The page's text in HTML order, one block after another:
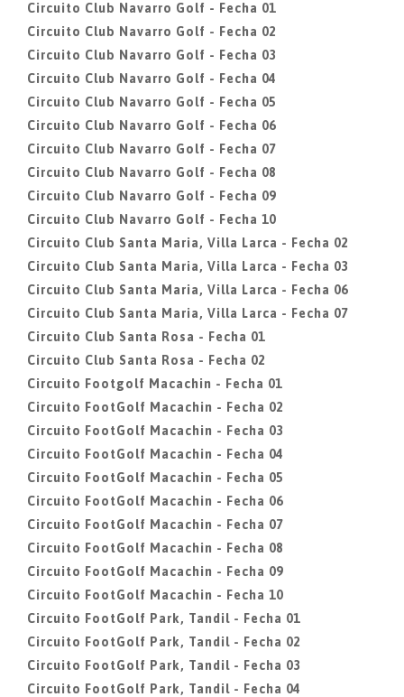
Circuito Club Navarro Golf - Fecha 01
Circuito Club Navarro Golf - Fecha 02
Circuito Club Navarro Golf - Fecha 03
Circuito Club Navarro Golf - Fecha 04
Circuito Club Navarro Golf - Fecha 05
Circuito Club Navarro Golf - Fecha 06
Circuito Club Navarro Golf - Fecha 07
Circuito Club Navarro Golf - Fecha 08
Circuito Club Navarro Golf - Fecha 09
Circuito Club Navarro Golf - Fecha 10
Circuito Club Santa Maria, Villa Larca - Fecha 02
Circuito Club Santa Maria, Villa Larca - Fecha 03
Circuito Club Santa Maria, Villa Larca - Fecha 06
Circuito Club Santa Maria, Villa Larca - Fecha 07
Circuito Club Santa Rosa - Fecha 01
Circuito Club Santa Rosa - Fecha 02
Circuito Footgolf Macachin - Fecha 01
Circuito FootGolf Macachin - Fecha 02
Circuito FootGolf Macachin - Fecha 03
Circuito FootGolf Macachin - Fecha 04
Circuito FootGolf Macachin - Fecha 05
Circuito FootGolf Macachin - Fecha 06
Circuito FootGolf Macachin - Fecha 07
Circuito FootGolf Macachin - Fecha 08
Circuito FootGolf Macachin - Fecha 09
Circuito FootGolf Macachin - Fecha 10
Circuito FootGolf Park, Tandil - Fecha 01
Circuito FootGolf Park, Tandil - Fecha 02
Circuito FootGolf Park, Tandil - Fecha 03
Circuito FootGolf Park, Tandil - Fecha 04